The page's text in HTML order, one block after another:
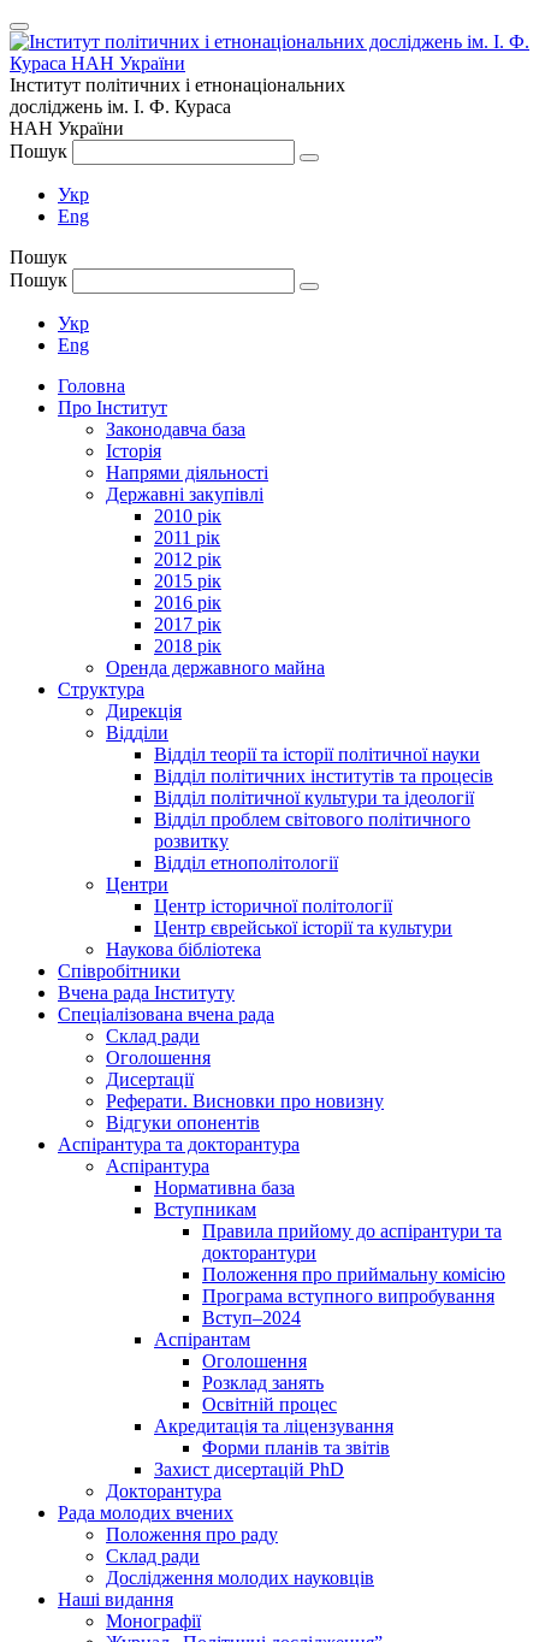
Інститут політичних і етнонаціональних
досліджень ім. І. Ф. Кураса
НАН України
Пошук
Укр
Eng
Пошук
Пошук
Укр
Eng
Головна
Про Інститут
Законодавча база
Історія
Напрями діяльності
Державні закупівлі
2010 рік
2011 рік
2012 рік
2015 рік
2016 рік
2017 рік
2018 рік
Оренда державного майна
Структура
Дирекція
Відділи
Відділ теорії та історії політичної науки
Відділ політичних інститутів та процесів
Відділ політичної культури та ідеології
Відділ проблем світового політичного
розвитку
Відділ етнополітології
Центри
Центр історичної політології
Центр єврейської історії та культури
Наукова бібліотека
Співробітники
Вчена рада Інституту
Спеціалізована вчена рада
Склад ради
Оголошення
Дисертації
Реферати. Висновки про новизну
Відгуки опонентів
Аспірантура та докторантура
Аспірантура
Нормативна база
Вступникам
Правила прийому до аспірантури та
докторантури
Положення про приймальну комісію
Програма вступного випробування
Вступ–2024
Аспірантам
Оголошення
Розклад занять
Освітній процес
Акредитація та ліцензування
Форми планів та звітів
Захист дисертацій PhD
Докторантура
Рада молодих вчених
Положення про раду
Склад ради
Дослідження молодих науковців
Наші видання
Монографії